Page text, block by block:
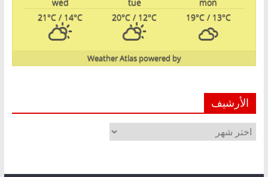
19°C/ 13°C
20°C / 12°C
21°C / 14°C
powered by
Weather Atlas
الأرشيف
الأرشيف